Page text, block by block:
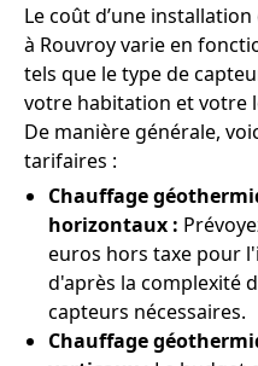
Le coût d’une
à Rouvroy varie en
tels que le type de
votre habitation et votre
De manière générale,
tarifaires :
Chauffage
horizontaux :
euros hors taxe pour
d'après la complexité
capteurs nécessaires.
Chauffage